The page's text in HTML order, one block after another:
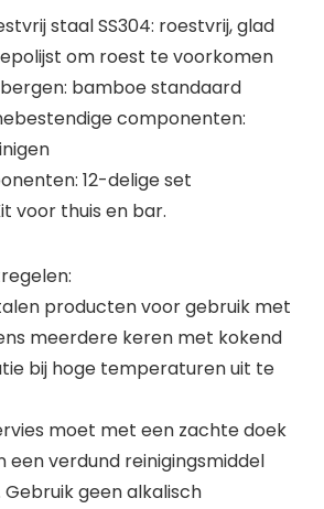
staal SS304: roestvrij, glad
om roest te voorkomen
bamboe standaard
componenten:
12-delige set
voor thuis en bar.
producten voor gebruik met
meerdere keren met kokend
bij hoge temperaturen uit te
moet met een zachte doek
een verdund reinigingsmiddel
geen alkalisch